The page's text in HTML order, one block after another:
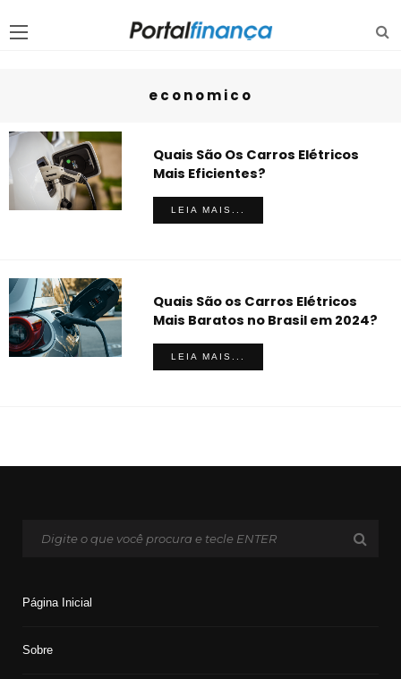
economico
Quais São Os Carros Elétricos
Mais Eficientes?
LEIA MAIS...
Quais São os Carros Elétricos
Mais Baratos no Brasil em 2024?
LEIA MAIS...
Página Inicial
Sobre